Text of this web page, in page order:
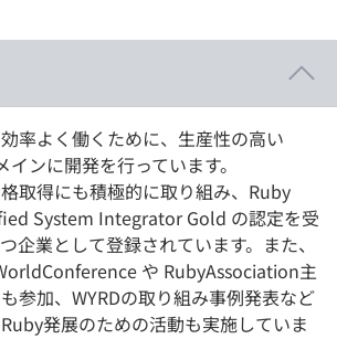
率よく働くために、生産性の高い
ンに開発を行っています。
取得にも積極的に取り組み、Ruby
System Integrator Gold の認定を受
企業として登録されています。また、
や RubyAssociation主
参加、WYRDの取り組み事例発表など
発展のための活動も実施していま